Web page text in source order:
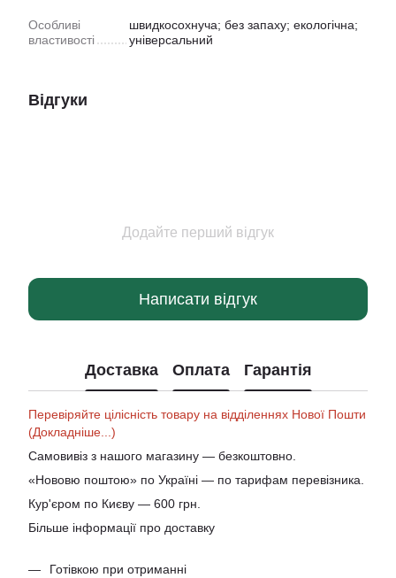
Особливі
властивості
швидкосохнуча; без запаху; екологічна;
універсальний
Відгуки
Додайте перший відгук
Написати відгук
Доставка Оплата Гарантія
Перевіряйте цілісність товару на відділеннях Нової Пошти
(Докладніше...)
Самовивіз з нашого магазину — безкоштовно.
«Нововю поштою» по Україні — по тарифам перевізника.
Кур'єром по Києву — 600 грн.
Більше інформації про доставку
Готівкою при отриманні